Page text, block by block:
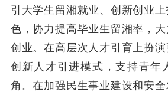
引大学生留湘就业、创新创业
色，协力提高毕业生留湘率，
创业。在高层次人才引育上扮演
创新人才引进模式，支持青年
角。在加强民生事业建设和安